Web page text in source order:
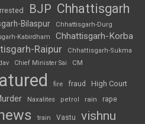
BJP Chhattisgarh
Bilaspur Chhattisgarh-Durg
Kabirdham Chhattisgarh-Korba
Raipur
Chhattisgarh-Sukma
Chief Minister Sai CM
fire fraud High Court
Naxalites petrol rain rape
train Vastu vishnu